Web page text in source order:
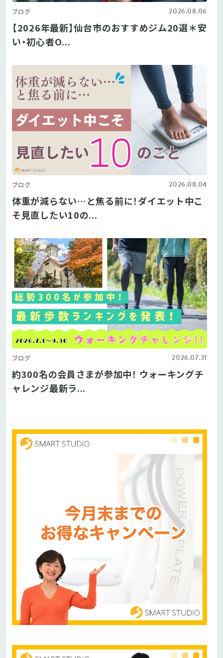
ブログ 2026.08.06
【2026年最新】仙台市のおすすめジム20選＊安
い・初心者O...
ブログ 2026.08.04
体重が減らない…と焦る前に！ダイエット中こ
そ見直したい10の...
ブログ 2026.07.31
約300名の会員さまが参加中！ ウォーキングチ
ャレンジ最新ラ...